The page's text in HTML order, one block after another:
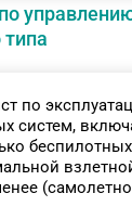
по
систем,